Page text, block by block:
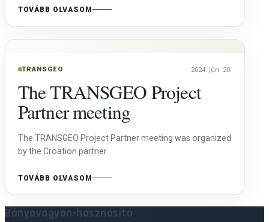
TOVÁBB OLVASOM
TRANSGEO 2024. jún. 20.
The TRANSGEO Project
Partner meeting
The TRANSGEO Project Partner meeting was organized
by the Croation partner
TOVÁBB OLVASOM
Bányavagyon-hasznosító